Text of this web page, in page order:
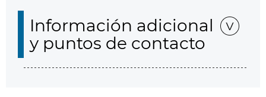
Información adicional
y puntos de contacto